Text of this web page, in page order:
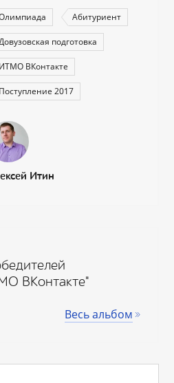
Абитуриент
подготовка
ИТМО ВКонтакте
Поступление 2017
Итин
ВКонтакте"
Весь альбом